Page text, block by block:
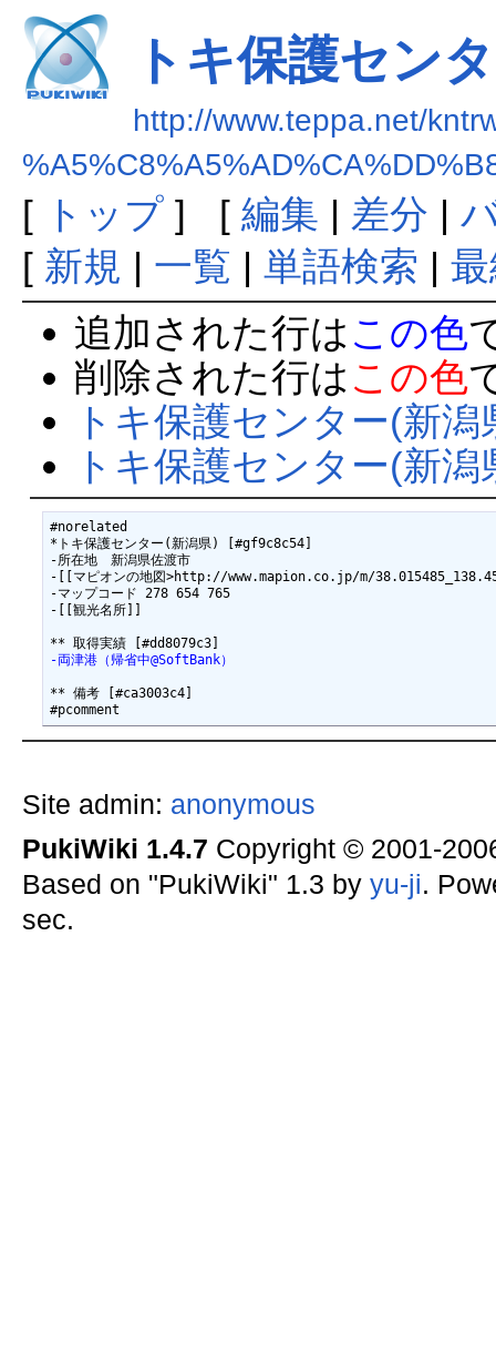
トキ保護セン
http://www.teppa.net/
[ トップ] [ 編集 | 差分 |
[ 新規 | 一覧 | 単語検索 |
追加された行は この色
削除された行は この色
トキ保護センター(新潟
トキ保護センター(新
#norelated
*トキ保護センター(新潟県) [#gf9c8c54]
-所在地　新潟県佐渡市
-[[マピオンの地図>http://www.mapion.co.jp/m/
-マップコード 278 654 765
-[[観光名所]]
-両津港（帰省中@SoftBank）
** 備考 [#ca3003c4]
Site admin: anonymous
PukiWiki 1.4.7 Copyright © 2001-
Based on "PukiWiki" 1.3 by yu-ji.
sec.